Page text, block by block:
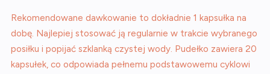
Rekomendowane dawkowanie to dokładnie 1 kapsułka na
dobę. Najlepiej stosować ją regularnie w trakcie wybranego
posiłku i popijać szklanką czystej wody. Pudełko zawiera 20
kapsułek, co odpowiada pełnemu podstawowemu cyklowi